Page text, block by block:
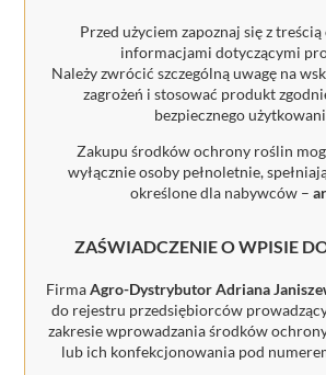
Przed użyciem zapoznaj się z
informacjami dotyczącymi
Należy zwrócić szczególną uwagę na
zagrożeń i stosować produkt
bezpiecznego
Zakupu środków ochrony roślin
wyłącznie osoby pełnoletnie,
określone dla nabywców –
ZAŚWIADCZENIE O WPISIE
FirmaAgro-Dystrybutor Adriana
do rejestru przedsiębiorców
zakresie wprowadzania środków
lub ich konfekcjonowania pod